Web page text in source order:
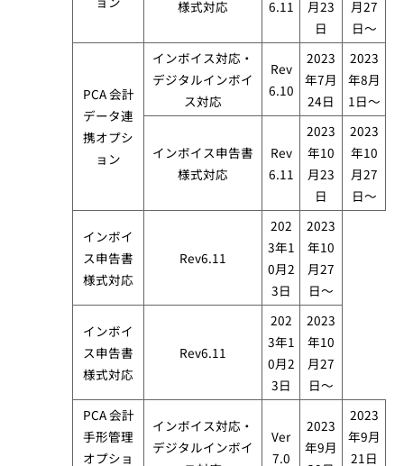
様式対応 6.11
月23
日
月27
日～
PCA 会計
データ連
携オプシ
ョン
インボイス対応・​
デジタルインボイ
ス対応
Rev
6.10
2023
年7月
24日
2023
年8月
1日～
インボイス申告書
様式対応
Rev
6.11
2023
年10
月23
日
2023
年10
月27
日～
インボイ
ス申告書
様式対応
Rev6.11
202
3年1
0月2
3日
2023
年10
月27
日～
インボイ
ス申告書
様式対応
Rev6.11
202
3年1
0月2
3日
2023
年10
月27
日～
PCA 会計
手形管理
オプショ
インボイス対応・
デジタルインボイ
Ver
7.0
2023
年9月
2023
年9月
21日